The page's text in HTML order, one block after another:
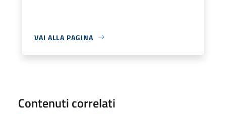
VAI ALLA PAGINA
Contenuti correlati